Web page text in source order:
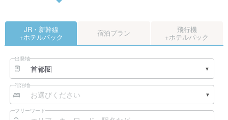
JR・新幹線
+ホテルパック 宿泊プラン 飛行機
+ホテルパック
出発地
宿泊地
フリーワード